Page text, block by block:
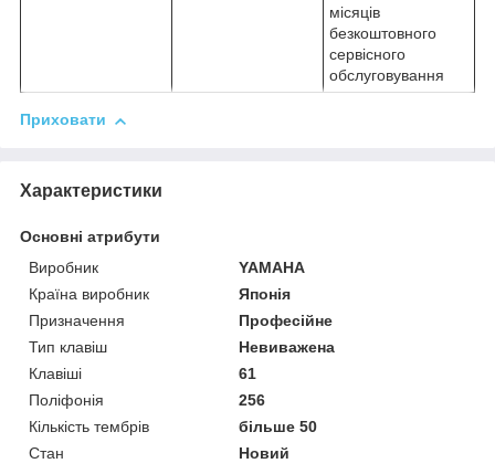
місяців
безкоштовного
сервісного
обслуговування
Приховати
Характеристики
Основні атрибути
Виробник
YAMAHA
Країна виробник
Японія
Призначення
Професійне
Тип клавіш
Невиважена
Клавіші
61
Поліфонія
256
Кількість тембрів
більше 50
Стан
Новий